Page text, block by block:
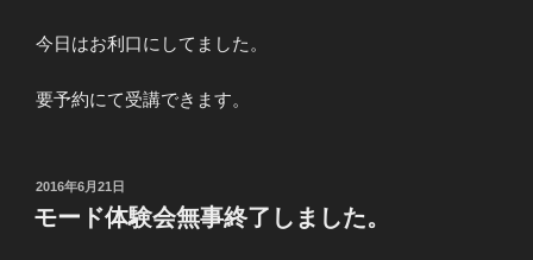
今日はお利口にしてました。
要予約にて受講できます。
投
稿
日:
2016年6月21日
モード体験会無事終了しました。